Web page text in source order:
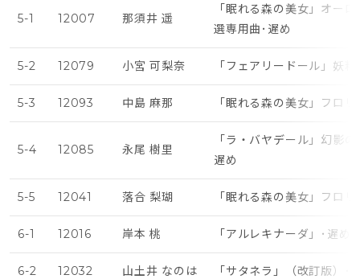
5-1 12007 那須井 遥
「眠れる森の美女」オー
選専用曲･遅め
5-2 12079 小宮 可梨奈 「フェアリードール」妖
5-3 12093 中島 麻那 「眠れる森の美女」フロ
5-4 12085 永尾 樹里
「ラ・バヤデール」幻影
遅め
5-5 12041 落合 梨瑚 「眠れる森の美女」フロ
6-1 12016 岸本 桃 「アルレキナーダ」･遅め
6-2 12032 山土井 なのは 「サタネラ」（改訂版）･